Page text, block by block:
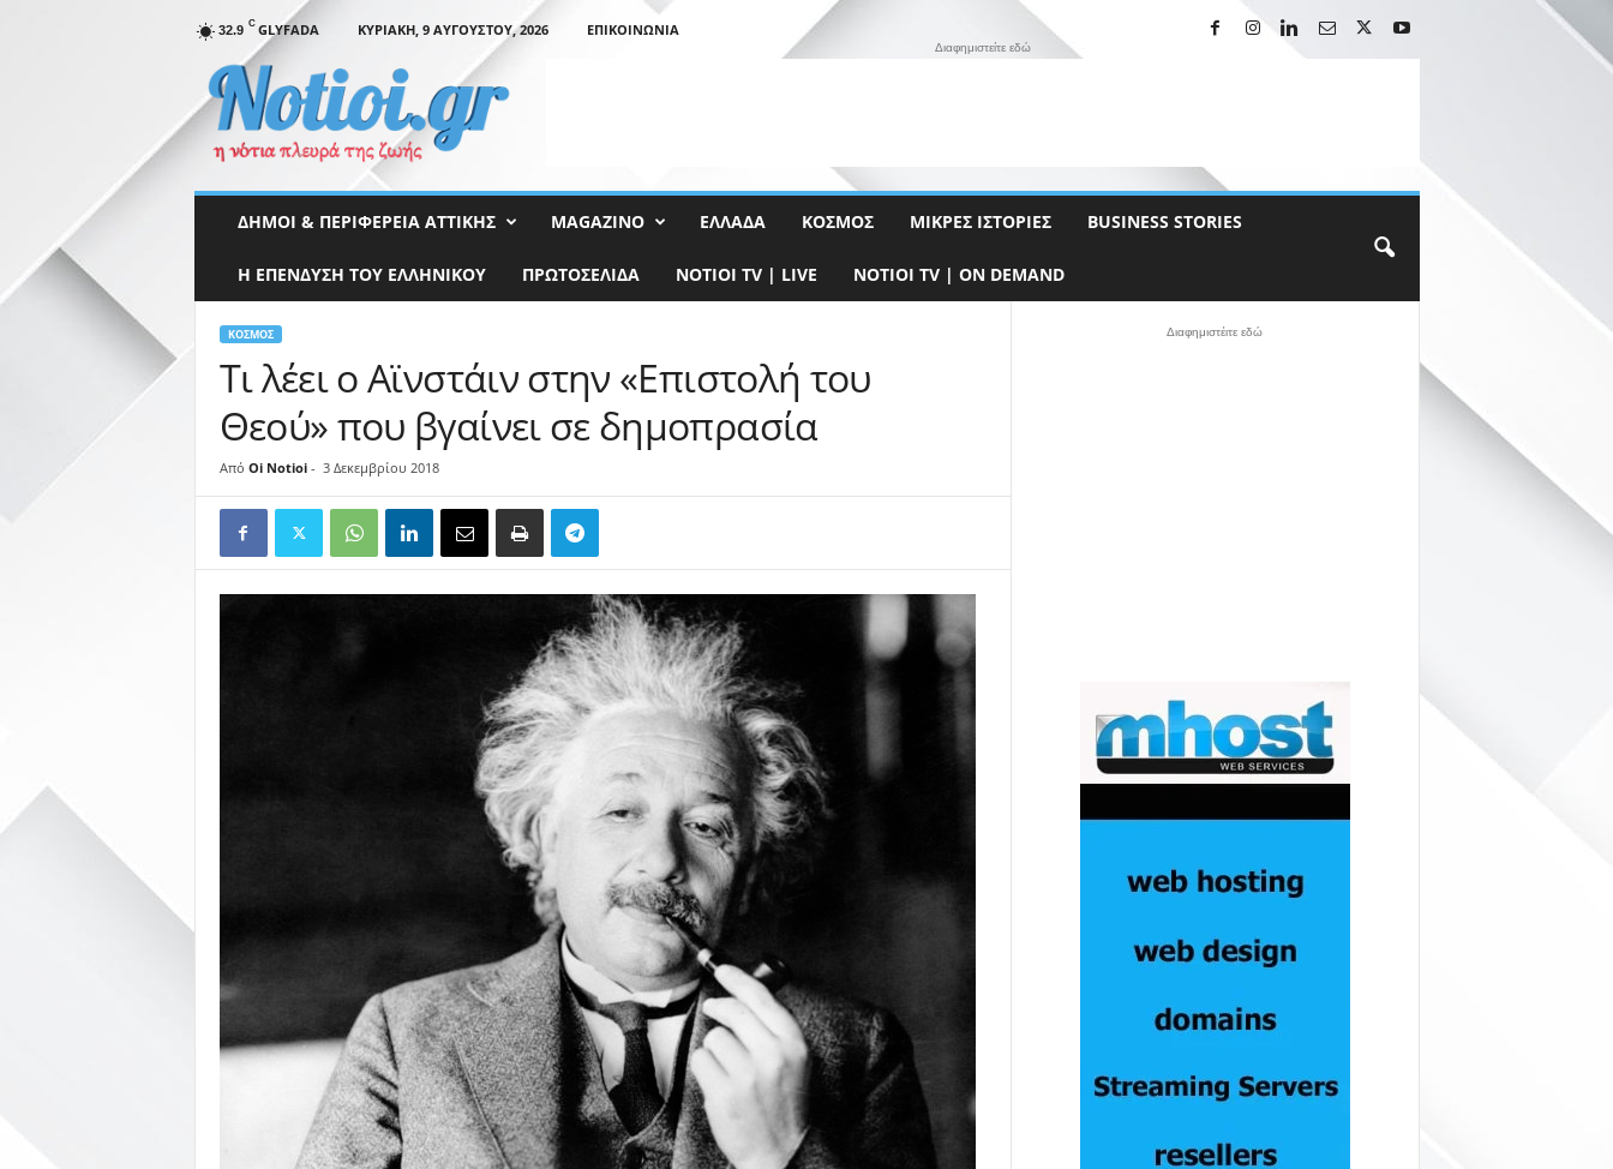
32.9 C GLYFADA ΚΥΡΙΑΚΉ, 9 ΑΥΓΟΎΣΤΟΥ, 2026
ΕΠΙΚΟΙΝΩΝΊΑ
t
Διαφημιστείτε εδώ
ΔΉΜΟΙ & ΠΕΡΙΦΈΡΕΙΑ ΑΤΤΙΚΉΣ MAGAZINO ΕΛΛΆΔΑ ΚΌΣΜΟΣ ΜΙΚΡΈΣ ΙΣΤΟΡΊΕΣ BUSINESS STORIES
Η ΕΠΕΝΔΥΣΗ ΤΟΥ ΕΛΛΗΝΙΚΟΥ ΠΡΩΤΟΣΈΛΙΔΑ NOTIOI TV | LIVE NOTIOI TV | ON DEMAND
ΚΌΣΜΟΣ
Τι λέει ο Αϊνστάιν στην «Επιστολή του
Θεού» που βγαίνει σε δημοπρασία
Από Oi Notioi- 3 Δεκεμβρίου 2018
Διαφημιστέιτε εδώ